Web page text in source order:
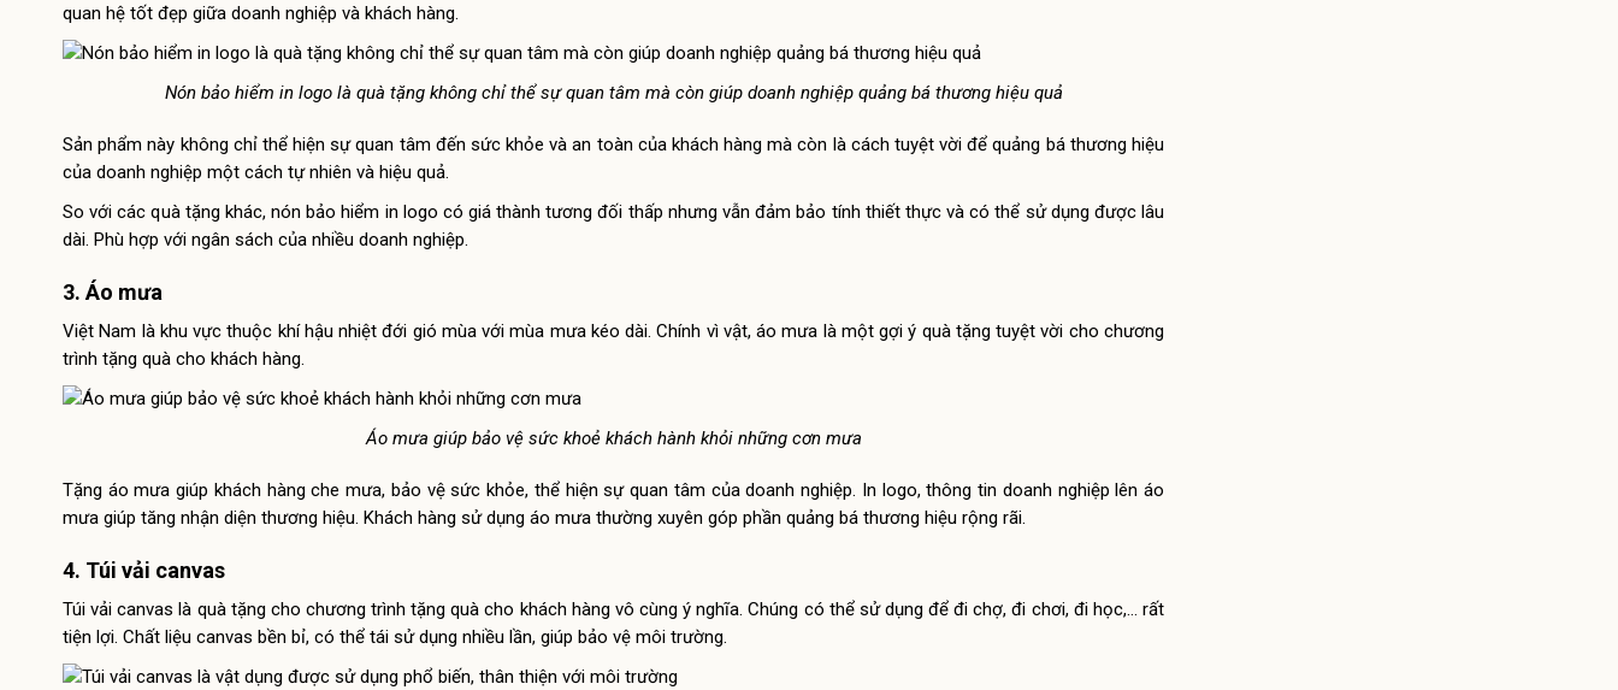
quan hệ tốt đẹp giữa doanh nghiệp và khách hàng.
Nón bảo hiểm in logo là quà tặng không chỉ thể sự quan tâm mà còn giúp doanh nghiệp quảng bá thương hiệu quả
Sản phẩm này không chỉ thể hiện sự quan tâm đến sức khỏe và an toàn của khách hàng mà còn là cách tuyệt vời để quảng bá thương hiệu
của doanh nghiệp một cách tự nhiên và hiệu quả.
So với các quà tặng khác, nón bảo hiểm in logo có giá thành tương đối thấp nhưng vẫn đảm bảo tính thiết thực và có thể sử dụng được lâu
dài. Phù hợp với ngân sách của nhiều doanh nghiệp.
3. Áo mưa
Việt Nam là khu vực thuộc khí hậu nhiệt đới gió mùa với mùa mưa kéo dài. Chính vì vật, áo mưa là một gợi ý quà tặng tuyệt vời cho chương
trình tặng quà cho khách hàng.
Áo mưa giúp bảo vệ sức khoẻ khách hành khỏi những cơn mưa
Tặng áo mưa giúp khách hàng che mưa, bảo vệ sức khỏe, thể hiện sự quan tâm của doanh nghiệp. In logo, thông tin doanh nghiệp lên áo
mưa giúp tăng nhận diện thương hiệu. Khách hàng sử dụng áo mưa thường xuyên góp phần quảng bá thương hiệu rộng rãi.
4. Túi vải canvas
Túi vải canvas là quà tặng cho chương trình tặng quà cho khách hàng vô cùng ý nghĩa. Chúng có thể sử dụng để đi chợ, đi chơi, đi học,… rất
tiện lợi. Chất liệu canvas bền bỉ, có thể tái sử dụng nhiều lần, giúp bảo vệ môi trường.